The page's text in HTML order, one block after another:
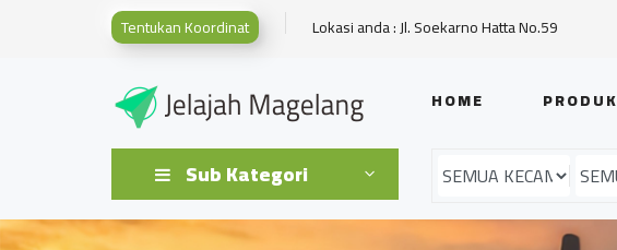
Tentukan Koordinat Lokasi anda : Jl. Soekarno Hatta No.59
HOME PRODUK
Sub Kategori